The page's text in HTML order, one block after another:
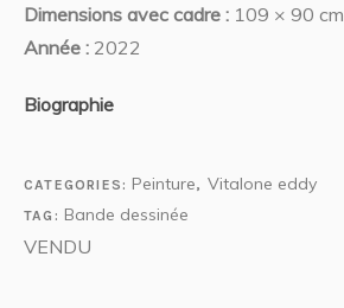
Dimensions avec cadre : 109 × 90 cm
Année : 2022
Biographie
CATEGORIES: Peinture, Vitalone eddy
TAG: Bande dessinée
VENDU